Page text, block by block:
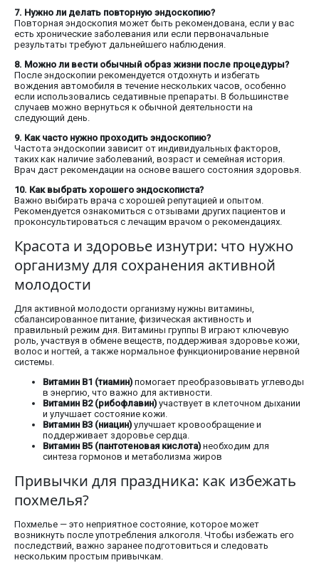
7. Нужно ли делать повторную эндоскопию?
Повторная эндоскопия может быть рекомендована, если у вас
есть хронические заболевания или если первоначальные
результаты требуют дальнейшего наблюдения.
8. Можно ли вести обычный образ жизни после процедуры?
После эндоскопии рекомендуется отдохнуть и избегать
вождения автомобиля в течение нескольких часов, особенно
если использовались седативные препараты. В большинстве
случаев можно вернуться к обычной деятельности на
следующий день.
9. Как часто нужно проходить эндоскопию?
Частота эндоскопии зависит от индивидуальных факторов,
таких как наличие заболеваний, возраст и семейная история.
Врач даст рекомендации на основе вашего состояния здоровья.
10. Как выбрать хорошего эндоскописта?
Важно выбирать врача с хорошей репутацией и опытом.
Рекомендуется ознакомиться с отзывами других пациентов и
проконсультироваться с лечащим врачом о рекомендациях.
Красота и здоровье изнутри: что нужно
организму для сохранения активной
молодости
Для активной молодости организму нужны витамины,
сбалансированное питание, физическая активность и
правильный режим дня. Витамины группы В играют ключевую
роль, участвуя в обмене веществ, поддерживая здоровье кожи,
волос и ногтей, а также нормальное функционирование нервной
системы.
Витамин В1 (тиамин) помогает преобразовывать углеводы
в энергию, что важно для активности.
Витамин В2 (рибофлавин) участвует в клеточном дыхании
и улучшает состояние кожи.
Витамин В3 (ниацин) улучшает кровообращение и
поддерживает здоровье сердца.
Витамин В5 (пантотеновая кислота) необходим для
синтеза гормонов и метаболизма жиров
Привычки для праздника: как избежать
похмелья?
Похмелье — это неприятное состояние, которое может
возникнуть после употребления алкоголя. Чтобы избежать его
последствий, важно заранее подготовиться и следовать
нескольким простым привычкам.